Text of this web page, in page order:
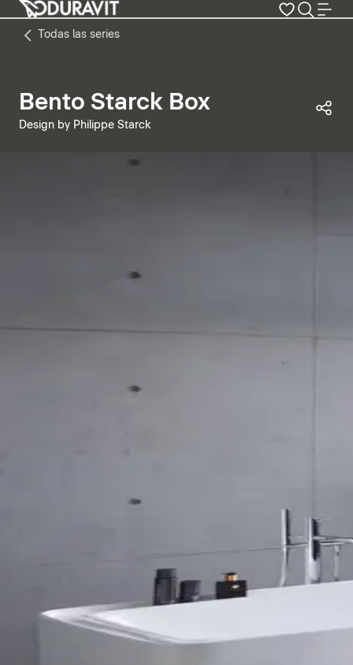
Todas las series
Bento Starck Box
Design by Philippe Starck